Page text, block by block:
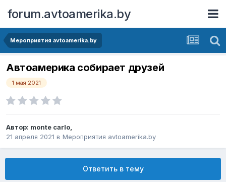
forum.avtoamerika.by
Мероприятия avtoamerika.by
Автоамерика собирает друзей
1 мая 2021
Автор: monte carlo,
21 апреля 2021 в Мероприятия avtoamerika.by
Ответить в тему